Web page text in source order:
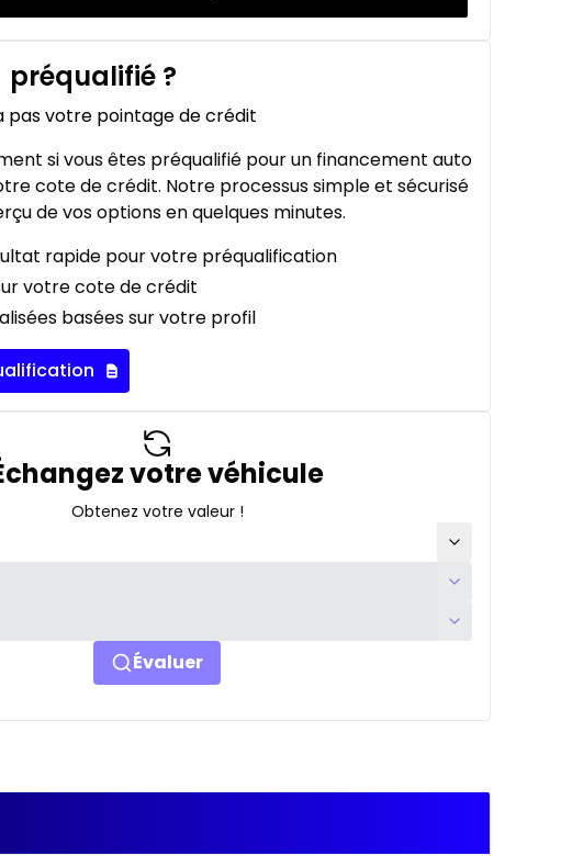
préqualifié ?
pas votre pointage de crédit
si vous êtes préqualifié pour un financement auto
cote de crédit. Notre processus simple et sécurisé
de vos options en quelques minutes.
rapide pour votre préqualification
votre cote de crédit
basées sur votre profil
votre véhicule
Obtenez votre valeur !
Évaluer